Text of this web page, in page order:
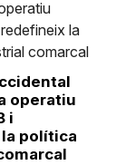
operatiu
i
política